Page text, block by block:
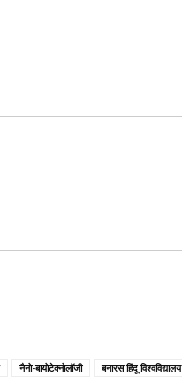
नैनो-बायोटेक्नोलॉजी बनारस हिंदू विश्वविद्यालय